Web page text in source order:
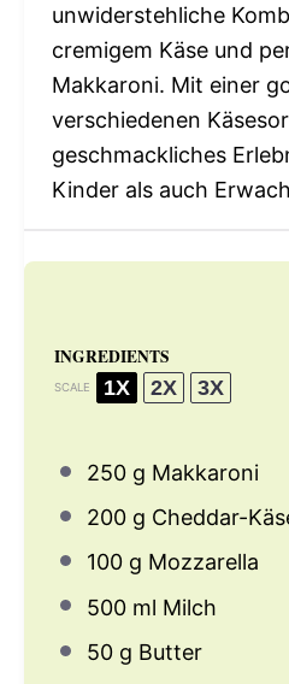
unwiderstehliche
cremigem Käse und
Makkaroni. Mit einer
verschiedenen
geschmackliches
Kinder als auch
INGREDIENTS
SCALE 1X 2X 3X
250 g Makkaroni
200 g Cheddar-
100 g Mozzarella
500 ml Milch
50 g Butter